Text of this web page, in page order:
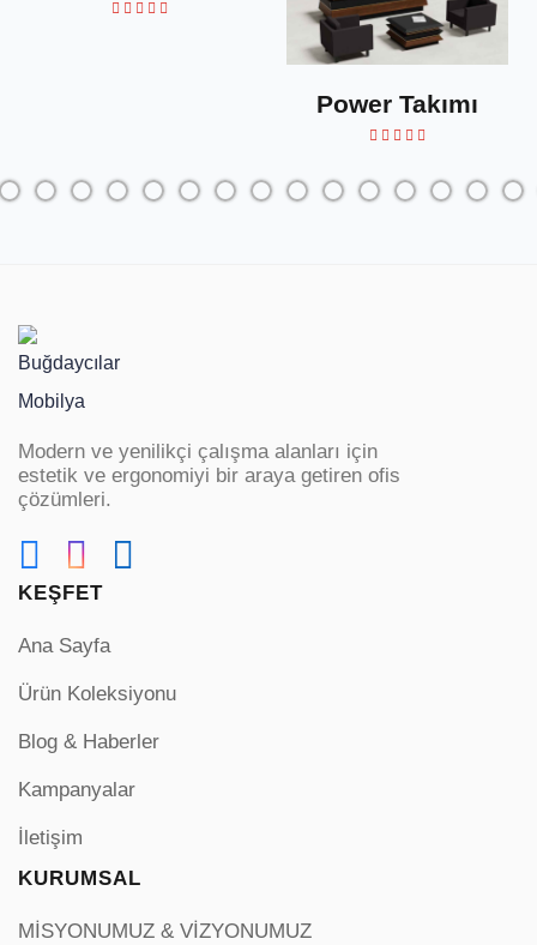
Power Takımı
Modern ve yenilikçi çalışma alanları için
estetik ve ergonomiyi bir araya getiren ofis
çözümleri.
KEŞFET
Ana Sayfa
Ürün Koleksiyonu
Blog & Haberler
Kampanyalar
İletişim
KURUMSAL
MİSYONUMUZ & VİZYONUMUZ